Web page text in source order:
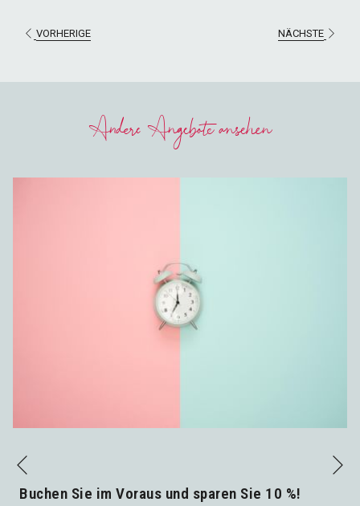
This offer is available all year long on our website or by phone. It
refundable.
VORHERIGE NÄCHSTE
Andere Angebote ansehen
Vorherige
Buchen Sie im Voraus und sparen Sie 10 %!